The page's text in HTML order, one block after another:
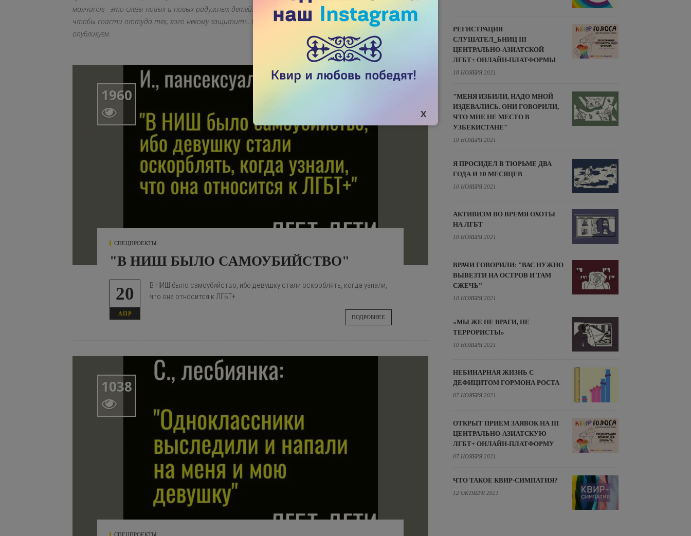
молчание - это слезы новых и новых радужных детей. Иногда нам необходимо мысленно вернуться в ад,
чтобы спасти оттуда тех, кого некому защитить. Поделитесь своей историей и мы ее тоже
опубликуем.
1960

СПЕЦПРОЕКТЫ
"В НИШ БЫЛО САМОУБИЙСТВО"
20
АПР
В НИШ было самоубийство, ибо девушку стали оскорблять, когда узнали,
что она относится к ЛГБТ+.
ПОДРОБНЕЕ
1038

СПЕЦПРОЕКТЫ
РЕГИСТРАЦИЯ
СЛУШАТЕЛ_ЬНИЦ III
ЦЕНТРАЛЬНО-АЗИАТСКОЙ
ЛГБТ+ ОНЛАЙН-ПЛАТФОРМЫ
18 НОЯБРЯ 2021
"МЕНЯ ИЗБИЛИ, НАДО МНОЙ
ИЗДЕВАЛИСЬ. ОНИ ГОВОРИЛИ,
ЧТО МНЕ НЕ МЕСТО В
УЗБЕКИСТАНЕ"
10 НОЯБРЯ 2021
Я ПРОСИДЕЛ В ТЮРЬМЕ ДВА
ГОДА И 10 МЕСЯЦЕВ
10 НОЯБРЯ 2021
АКТИВИЗМ ВО ВРЕМЯ ОХОТЫ
НА ЛГБТ
10 НОЯБРЯ 2021
ВРАЧИ ГОВОРИЛИ: "ВАС НУЖНО
ВЫВЕЗТИ НА ОСТРОВ И ТАМ
СЖЕЧЬ”
10 НОЯБРЯ 2021
«МЫ ЖЕ НЕ ВРАГИ, НЕ
ТЕРРОРИСТЫ»
10 НОЯБРЯ 2021
НЕБИНАРНАЯ ЖИЗНЬ С
ДЕФИЦИТОМ ГОРМОНА РОСТА
07 НОЯБРЯ 2021
ОТКРЫТ ПРИЕМ ЗАЯВОК НА III
ЦЕНТРАЛЬНО-АЗИАТСКУЮ
ЛГБТ+ ОНЛАЙН-ПЛАТФОРМУ
07 НОЯБРЯ 2021
ЧТО ТАКОЕ КВИР-СИМПАТИЯ?
12 ОКТЯБРЯ 2021